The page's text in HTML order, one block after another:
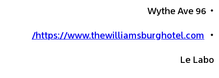
96 Wythe Ave
https://www.thewilliamsburghotel.com/
Le Labo